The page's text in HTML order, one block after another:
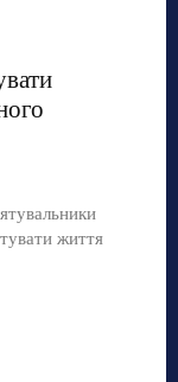
життя